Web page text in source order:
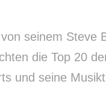
seinem Steve
die Top 20
und seine